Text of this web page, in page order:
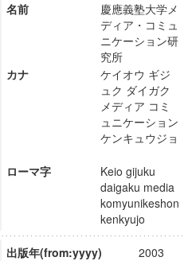
名前
慶應義塾大学メ
ディア・コミュ
ニケーション研
究所
カナ
ケイオウ ギジ
ュク ダイガク
メディア コミ
ュニケーション
ケンキュウジョ
ローマ字
Keio gijuku
daigaku media
komyunikeshon
kenkyujo
出版年(from:yyyy)
2003